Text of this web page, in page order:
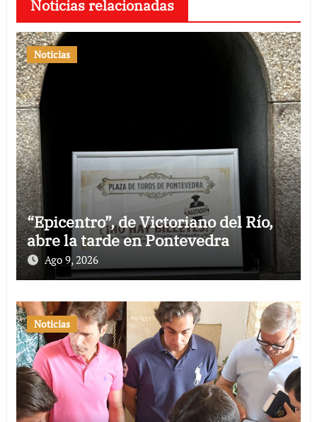
Noticias relacionadas
Noticias
“Epicentro”, de Victoriano del Río,
abre la tarde en Pontevedra
Ago 9, 2026
Noticias